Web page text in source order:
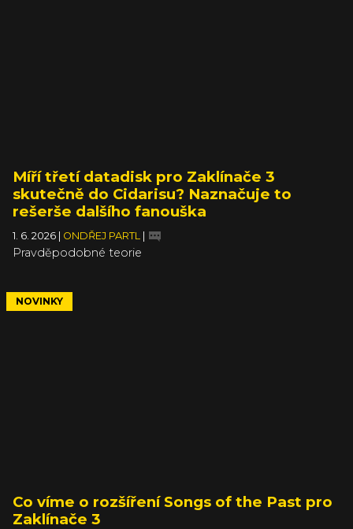
Míří třetí datadisk pro Zaklínače 3
skutečně do Cidarisu? Naznačuje to
rešerše dalšího fanouška
1. 6. 2026 | ONDŘEJ PARTL |
Pravděpodobné teorie
NOVINKY
Co víme o rozšíření Songs of the Past pro
Zaklínače 3